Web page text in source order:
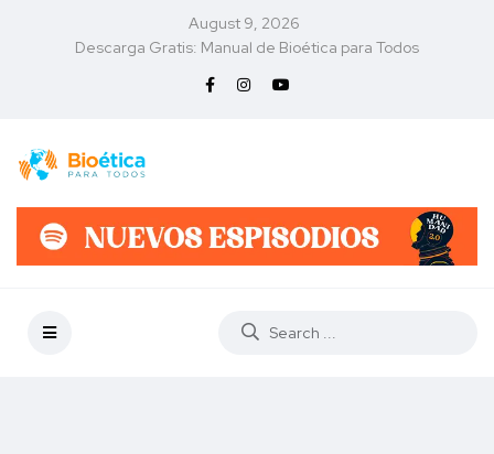
August 9, 2026
Descarga Gratis: Manual de Bioética para Todos